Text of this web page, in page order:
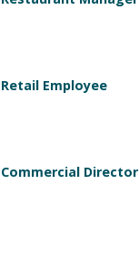
Retail Employee
Commercial Director